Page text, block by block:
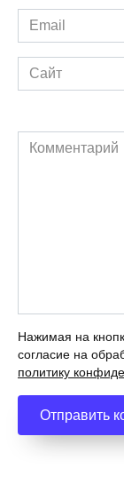
Email
*
Сайт
Комментарий
Нажимая на
согласие на
политику